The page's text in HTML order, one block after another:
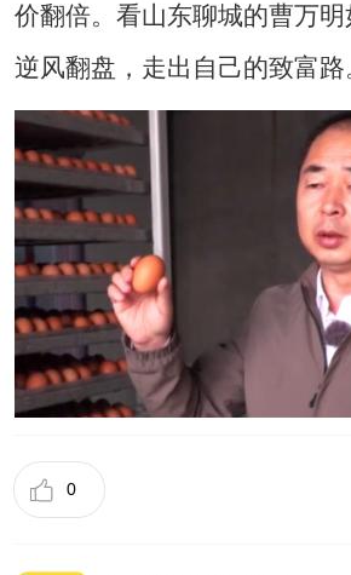
价翻倍。看山东聊城的曹万
逆风翻盘，走出自己的致富路
0